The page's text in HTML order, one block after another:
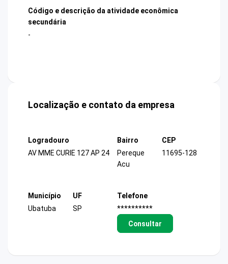
Código e descrição da atividade econômica
secundária
-
Localização e contato da empresa
Logradouro
AV MME CURIE 127 AP 24
Bairro
Pereque
Acu
CEP
11695-128
Município
Ubatuba
UF
SP
Telefone
**********
Consultar